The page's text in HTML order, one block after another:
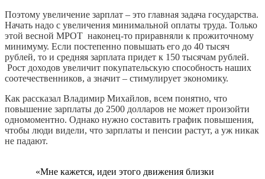
Поэтому увеличение зарплат – это главная задача государства.
Начать надо с увеличения минимальной оплаты труда. Только
этой весной МРОТ наконец-то приравняли к прожиточному
минимуму. Если постепенно повышать его до 40 тысяч
рублей, то и средняя зарплата придет к 150 тысячам рублей.
Рост доходов увеличит покупательскую способность наших
соотечественников, а значит – стимулирует экономику.
Как рассказал Владимир Михайлов, всем понятно, что
повышение зарплаты до 2500 долларов не может произойти
одномоментно. Однако нужно составить график повышения,
чтобы люди видели, что зарплаты и пенсии растут, а уж никак
не падают.
«Мне кажется, идеи этого движения близки